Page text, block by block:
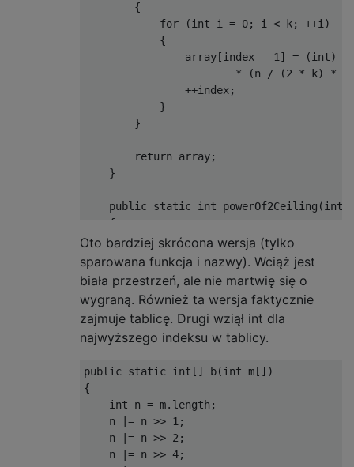
        {
            for (int i = 0; i < k; ++i)
            {
array[index - 1] = (int)
* (n / (2 * k) *
                ++index;
            }
        }
        return array;
    }
public static int powerOf2Ceiling(int
    {
        n--;
        n |= n >> 1;
        n |= n >> 2;
        n |= n >> 4;
        n |= n >> 8;
        n |= n >> 16;
        n++;
        return n;
    }
Oto bardziej skrócona wersja (tylko
sparowana funkcja i nazwy). Wciąż jest
biała przestrzeń, ale nie martwię się o
wygraną. Również ta wersja faktycznie
zajmuje tablicę. Drugi wziął int dla
najwyższego indeksu w tablicy.
public static int[] b(int m[])
{
    int n = m.length;
    n |= n >> 1;
    n |= n >> 2;
    n |= n >> 4;